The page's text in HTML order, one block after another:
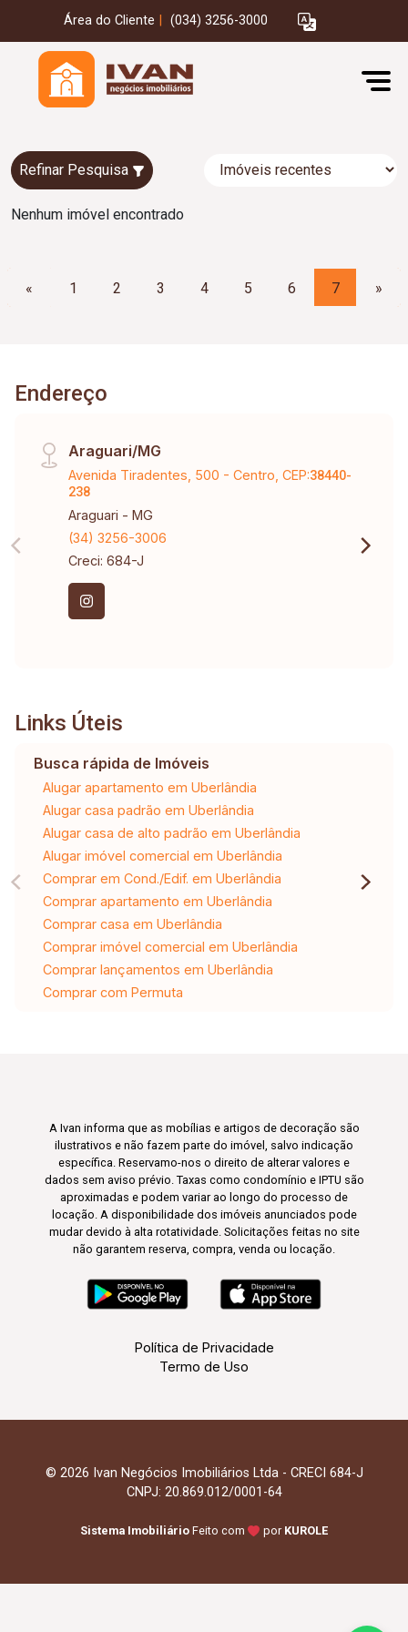
Área do Cliente (034) 3256-3000
Refinar Pesquisa
Nenhum imóvel encontrado
« 1 2 3 4 5 6 7 »
Endereço
Araguari/MG
Avenida Tiradentes, 500 - Centro, CEP:38440-
238
Araguari - MG
(34) 3256-3006
Creci: 684-J
Links Úteis
Busca rápida de Imóveis
Alugar apartamento em Uberlândia
Alugar casa padrão em Uberlândia
Alugar casa de alto padrão em Uberlândia
Alugar imóvel comercial em Uberlândia
Comprar em Cond./Edif. em Uberlândia
Comprar apartamento em Uberlândia
Comprar casa em Uberlândia
Comprar imóvel comercial em Uberlândia
Comprar lançamentos em Uberlândia
Comprar com Permuta
A Ivan informa que as mobílias e artigos de decoração são
ilustrativos e não fazem parte do imóvel, salvo indicação
específica. Reservamo-nos o direito de alterar valores e
dados sem aviso prévio. Taxas como condomínio e IPTU são
aproximadas e podem variar ao longo do processo de
locação. A disponibilidade dos imóveis anunciados pode
mudar devido à alta rotatividade. Solicitações feitas no site
não garantem reserva, compra, venda ou locação.
Política de Privacidade
Termo de Uso
© 2026 Ivan Negócios Imobiliários Ltda - CRECI 684-J
CNPJ: 20.869.012/0001-64
Sistema Imobiliário Feito com por KUROLE